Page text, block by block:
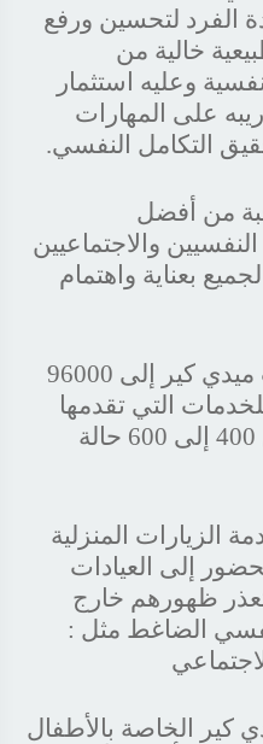
الفرد لتحسين ورفع
خالية من
وعليه استثمار
على المهارات
التكامل النفسي.
من أفضل
والاجتماعيين
بعناية واهتمام
وصل عدد مرتادي عيادات ميدي كير إلى 96000
التي تقدمها
العيادات، وذلك بزيادة من 400 إلى 600 حالة
الزيارات المنزلية
إلى العيادات
ظهورهم خارج
الضاغط مثل :
كير الخاصة بالأطفال